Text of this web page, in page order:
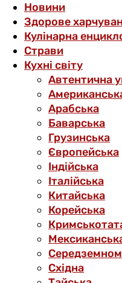
Новини
Здорове
Кулінарна
Страви
Кухні світу
Автентична
Арабська
Баварська
Грузинська
Європейська
Індійська
Італійська
Китайська
Корейська
Східна